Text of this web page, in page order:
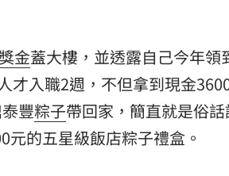
獎金蓋大樓，並透露自己今年領
才入職2週，不但拿到現金
豐粽子帶回家，簡直就是俗
的五星級飯店粽子禮盒。